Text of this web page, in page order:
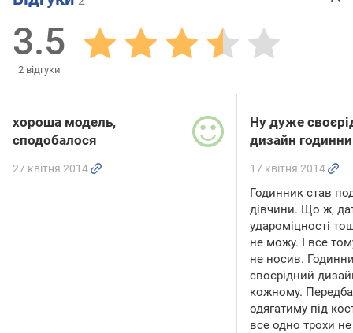
3.5
2 відгуки
хороша модель,
сподобалося
27 квітня 2014
Ну дуже
дизайн
17 квітня 2014
Годинник став
дівчини. Що ж,
удароміцності
не можу. І все
не носив.
своєрідний
кожному.
одягатиму під
все одно трохи